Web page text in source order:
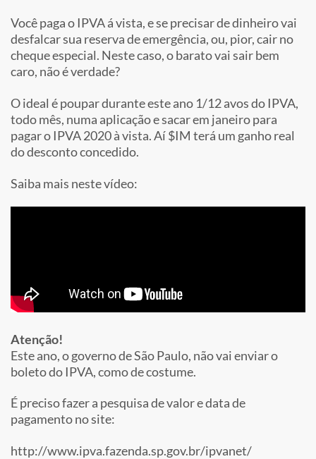
Você paga o IPVA á vista, e se precisar de dinheiro vai
desfalcar sua reserva de emergência, ou, pior, cair no
cheque especial. Neste caso, o barato vai sair bem
caro, não é verdade?
O ideal é poupar durante este ano 1/12 avos do IPVA,
todo mês, numa aplicação e sacar em janeiro para
pagar o IPVA 2020 à vista. Aí $IM terá um ganho real
do desconto concedido.
Saiba mais neste vídeo:
Atenção!
Este ano, o governo de São Paulo, não vai enviar o
boleto do IPVA, como de costume.
É preciso fazer a pesquisa de valor e data de
pagamento no site:
http://www.ipva.fazenda.sp.gov.br/ipvanet/